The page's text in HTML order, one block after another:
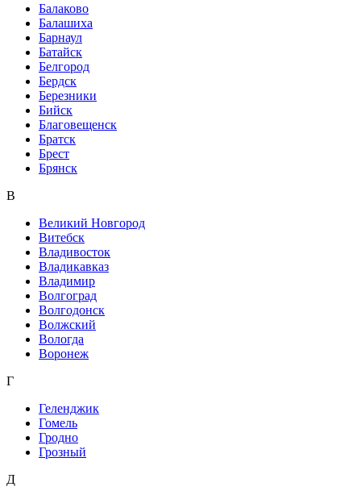
Балаково
Балашиха
Барнаул
Батайск
Белгород
Бердск
Березники
Бийск
Благовещенск
Братск
Брест
Брянск
В
Великий Новгород
Витебск
Владивосток
Владикавказ
Владимир
Волгоград
Волгодонск
Волжский
Вологда
Воронеж
Г
Геленджик
Гомель
Гродно
Грозный
Д